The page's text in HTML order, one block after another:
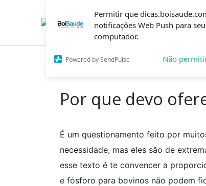
Permitir que
notificações Web Push para seu
computador.
Powered by SendPulse Não
Por que devo oferecer
Por que devo
É um questionamento feito por
necessidade, mas eles são de
esse texto é te convencer a
e fósforo para bovinos não podem